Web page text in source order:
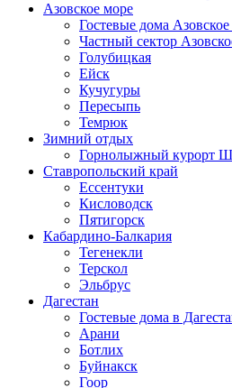
Азовское море
Гостевые дома
Частный сектор
Голубицкая
Ейск
Кучугуры
Пересыпь
Темрюк
Зимний отдых
Горнолыжный курорт
Ставропольский край
Ессентуки
Кисловодск
Пятигорск
Кабардино-Балкария
Тегенекли
Терскол
Эльбрус
Дагестан
Гостевые дома в
Арани
Ботлих
Буйнакск
Гоор